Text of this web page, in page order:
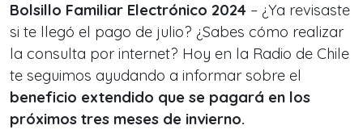
Bolsillo Familiar Electrónico 2024 – ¿Ya revisaste
si te llegó el pago de julio? ¿Sabes cómo realizar
la consulta por internet? Hoy en la Radio de Chile
te seguimos ayudando a informar sobre el
beneficio extendido que se pagará en los
próximos tres meses de invierno.